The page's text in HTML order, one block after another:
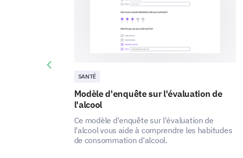
SANTÉ
Modèle d'enquête sur l'évaluation de
l'alcool
Ce modèle d'enquête sur l'évaluation de
l'alcool vous aide à comprendre les habitudes
de consommation d'alcool.
Previous slide